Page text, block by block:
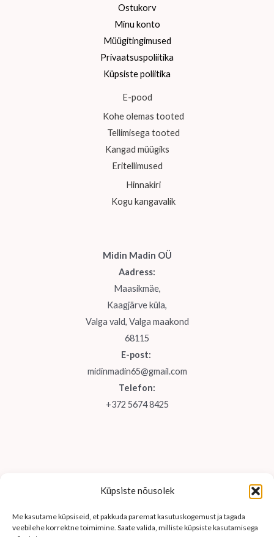
Küpsiste nõusolek
Me kasutame küpsiseid, et pakkuda paremat kasutuskogemust ja tagada
veebilehe korrektne toimimine. Saate valida, milliste küpsiste kasutamisega
Ostukorv
Minu konto
Müügitingimused
Privaatsuspoliitika
Küpsiste poliitika
E-pood
Kohe olemas tooted
Tellimisega tooted
Kangad müügiks
Eritellimused
Hinnakiri
Kogu kangavalik
Midin Madin OÜ
Aadress:
Maasikmäe,
Kaagjärve küla,
Valga vald, Valga maakond
68115
E-post:
midinmadin65@gmail.com
Telefon:
+372 5674 8425